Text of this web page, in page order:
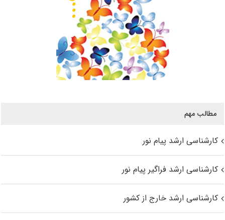
مطالب مهم
کارشناسی ارشد پیام نور
کارشناسی ارشد فراگیر پیام نور
کارشناسی ارشد خارج از کشور